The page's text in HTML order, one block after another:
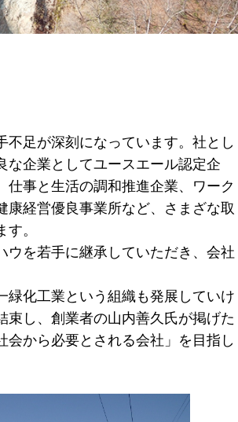
足が深刻になっています。社とし
な企業としてユースエール認定企
事と生活の調和推進企業、ワーク
経営優良事業所など、さまざな取
。
を若手に継承していただき、会社
化工業という組織も発展していけ
し、創業者の山内善久氏が掲げた
から必要とされる会社」を目指し